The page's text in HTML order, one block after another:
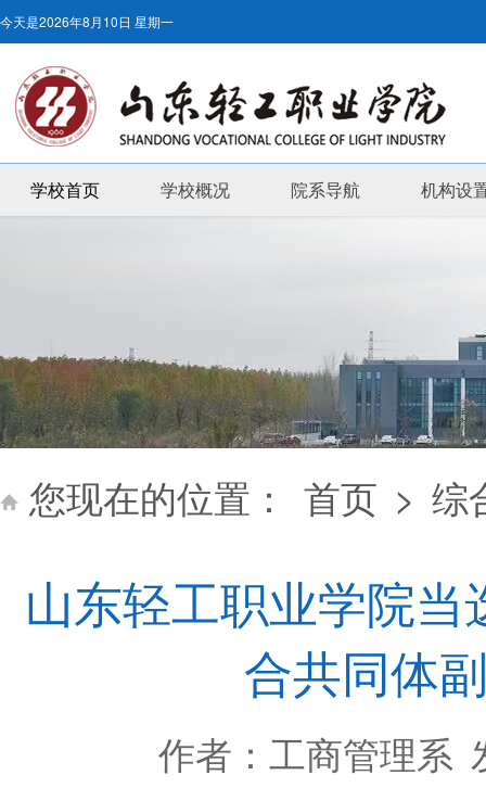
今天是2026年8月10日 星期一
学校首页 学校概况 院系导航 机构设
您现在的位置： 首页 > 综
红心矢志跟
山东轻工职业学院
合共同体
作者：工商管理系